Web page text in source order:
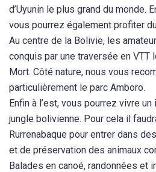
d’Uyunin le plus grand du monde.
vous pourrez également profiter du
Au centre de la Bolivie, les
conquis par une traversée en VTT
Mort. Côté nature, nous vous
particulièrement le parc Amboro.
Enfin à l’est, vous pourrez vivre
jungle bolivienne. Pour cela il
Rurrenabaque pour entrer dans
et de préservation des animaux
Balades en canoé, randonnées et